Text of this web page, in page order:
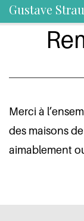
Gustave
Merci à
des maisons
aimablement